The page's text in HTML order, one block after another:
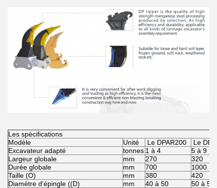
Les spécifications
Modèle
Unité Le DPAR200
Le
Excavateur adapté
tonnes 1 à 4
5 à 9
Largeur globale
mm 270
320
Durée globale
mm 700
1000
Taille (O)
mm 380
420
Diamètre d'épingle ((D)
mm 40 à 50
50 à 55